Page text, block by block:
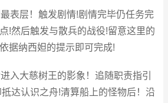
表层！触发剧情!剧情完毕仍任务完
!然后触发与散兵的战役!留意这里的
据纳西妲的提示即可完成!
入大慈树王的影象！追随职责指引
达认识之舟!清算船上的怪物后！沿